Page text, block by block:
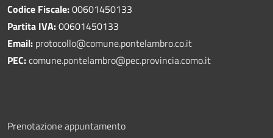
Codice Fiscale:00601450133
Partita IVA:00601450133
Email: protocollo@comune.pontelambro.co.it
PEC:comune.pontelambro@pec.provincia.como.it
Prenotazione appuntamento